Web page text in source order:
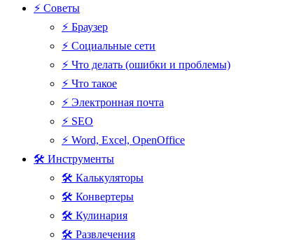
⚡ Советы
⚡ Браузер
⚡ Социальные сети
⚡ Что делать (ошибки и проблемы)
⚡ Что такое
⚡ Электронная почта
⚡ SEO
⚡ Word, Excel, OpenOffice
🛠 Инструменты
🛠 Калькуляторы
🛠 Конвертеры
🛠 Кулинария
🛠 Развлечения